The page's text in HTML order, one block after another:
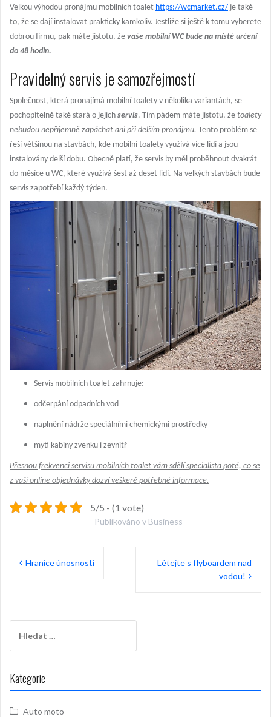
Velkou výhodou pronájmu mobilních toalet https://wcmarket.cz/ je také
to, že se dají instalovat prakticky kamkoliv. Jestliže si ještě k tomu vyberete
dobrou firmu, pak máte jistotu, že vaše mobilní WC bude na místě určení
do 48 hodin.
Pravidelný servis je samozřejmostí
Společnost, která pronajímá mobilní toalety v několika variantách, se
pochopitelně také stará o jejich servis. Tím pádem máte jistotu, že toalety
nebudou nepříjemně zapáchat ani při delším pronájmu. Tento problém se
řeší většinou na stavbách, kde mobilní toalety využívá více lidí a jsou
instalovány delší dobu. Obecně platí, že servis by měl proběhnout dvakrát
do měsíce u WC, které využívá šest až deset lidí. Na velkých stavbách bude
servis zapotřebí každý týden.
Servis mobilních toalet zahrnuje:
odčerpání odpadních vod
naplnění nádrže speciálními chemickými prostředky
mytí kabiny zvenku i zevnitř
Přesnou frekvenci servisu mobilních toalet vám sdělí specialista poté, co se
z vaší online objednávky dozví veškeré potřebné informace.
5/5 - (1 vote)
Publikováno v Business
Navigace
Hranice únosnosti
Létejte s flyboardem nad
vodou!
Kategorie
Auto moto